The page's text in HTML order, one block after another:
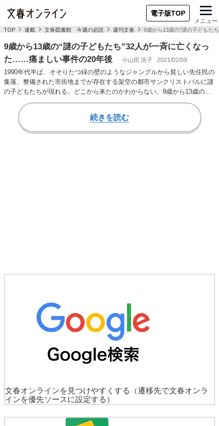
電子版TOP
メニュー
TOP 連載 文春図書館 今週の必読 週刊文春 9歳から13歳の“謎の子どもた
9歳から13歳の“謎の子どもたち”32人が一斉に亡くなっ
た……痛ましい事件の20年後
小山田 浩子 2021/02/09
1990年代半ば、そそりたつ緑の壁のようなジャングルから貧しい先住民の
集落、整備された市街地までが存在する架空の都市サンクリストバルに謎
の子どもたちが現れる。どこから来たのかわからない、9歳から13歳の、
リーダーら…
続きを読む
文春オンラインを見つけやすくする
（遷移先で文春オンラ
インを優先ソースに設定する）